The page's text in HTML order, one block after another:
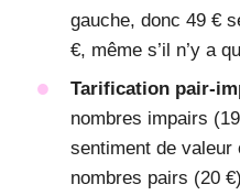
gauche, donc 49 €
€, même s’il n’y a
Tarification pair-
nombres impairs
sentiment de valeur
nombres pairs (20